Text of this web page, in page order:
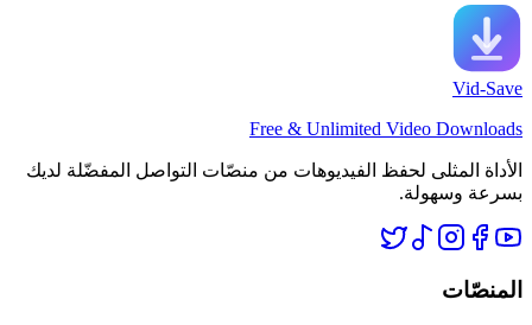
Vid-Save
Free & Unlimited Video Downloads
الأداة المثلى لحفظ الفيديوهات من منصّات التواصل المفضّلة لديك
بسرعة وسهولة.
المنصّات